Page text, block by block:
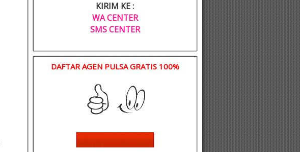
KIRIM KE :
WA CENTER
SMS CENTER
DAFTAR AGEN PULSA GRATIS 100%